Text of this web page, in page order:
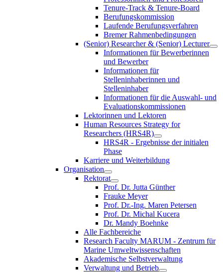
Tenure-Track & Tenure-Board
Berufungskommission
Laufende Berufungsverfahren
Bremer Rahmenbedingungen
(Senior) Researcher & (Senior) Lecturer
Informationen für Bewerberinnen
und Bewerber
Informationen für
Stelleninhaberinnen und
Stelleninhaber
Informationen für die Auswahl- und
Evaluationskommissionen
Lektorinnen und Lektoren
Human Resources Strategy for
Researchers (HRS4R)
HRS4R - Ergebnisse der initialen
Phase
Karriere und Weiterbildung
Organisation
Rektorat
Prof. Dr. Jutta Günther
Frauke Meyer
Prof. Dr.-Ing. Maren Petersen
Prof. Dr. Michal Kucera
Dr. Mandy Boehnke
Alle Fachbereiche
Research Faculty MARUM - Zentrum für
Marine Umweltwissenschaften
Akademische Selbstverwaltung
Verwaltung und Betrieb